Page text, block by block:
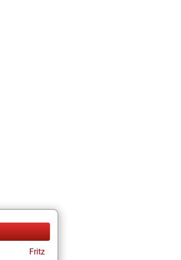
Fritz